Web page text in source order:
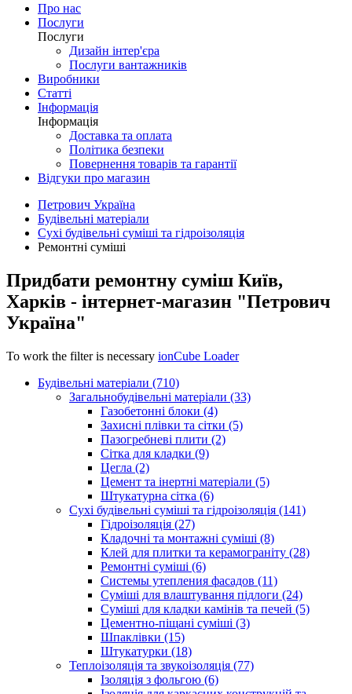
Про нас
Послуги
Послуги
Дизайн інтер'єра
Послуги вантажників
Виробники
Статті
Інформація
Інформація
Доставка та оплата
Політика безпеки
Повернення товарів та гарантії
Відгуки про магазин
Петрович Україна
Будівельні матеріали
Сухі будівельні суміші та гідроізоляція
Ремонтні суміші
Придбати ремонтну суміш Київ,
Харків - інтернет-магазин "Петрович
Україна"
To work the filter is necessary ionCube Loader
Будівельні матеріали (710)
Загальнобудівельні матеріали (33)
Газобетонні блоки (4)
Захисні плівки та сітки (5)
Пазогребневі плити (2)
Сітка для кладки (9)
Цегла (2)
Цемент та інертні матеріали (5)
Штукатурна сітка (6)
Сухі будівельні суміші та гідроізоляція (141)
Гідроізоляція (27)
Кладочні та монтажні суміші (8)
Клей для плитки та керамограніту (28)
Ремонтні суміші (6)
Системы утепления фасадов (11)
Суміші для влаштування підлоги (24)
Суміші для кладки камінів та печей (5)
Цементно-піщані суміші (3)
Шпаклівки (15)
Штукатурки (18)
Теплоізоляція та звукоізоляція (77)
Ізоляція з фольгою (6)